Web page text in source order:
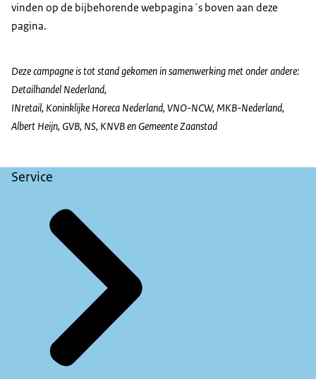
vinden op de bijbehorende webpagina´s boven aan deze
pagina.
Deze campagne is tot stand gekomen in samenwerking met onder andere:
Detailhandel Nederland,
INretail, Koninklijke Horeca Nederland, VNO-NCW, MKB-Nederland,
Albert Heijn, GVB, NS, KNVB en Gemeente Zaanstad
Service